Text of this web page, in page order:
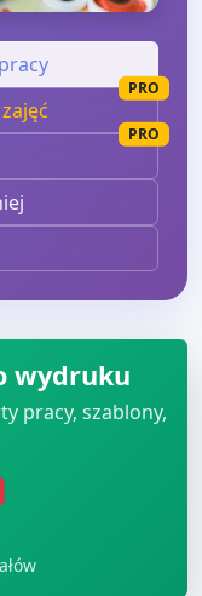
PRO
PRO
wydruku
pracy, szablony,